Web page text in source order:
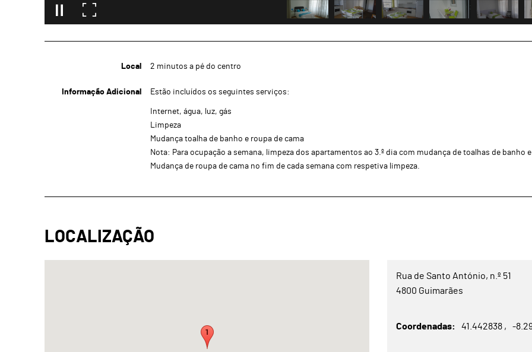
Local 2 minutos a pé do centro
Informação Adicional Estão incluídos os seguintes serviços:
Internet, água, luz, gás
Limpeza
Mudança toalha de banho e roupa de cama
Nota: Para ocupação a semana, limpeza dos apartamentos ao 3.º dia com mudança de toalhas de banho
Mudança de roupa de cama no fim de cada semana com respetiva limpeza.
Rua de Santo António, n.º 51
4800 Guimarães
Coordenadas 41.442838 -